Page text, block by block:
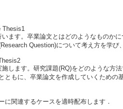
Thesis1
います。卒業論文とはどのようなものか
Question)について考え方を学び
施します。研究課題(RQ)をどのような
ともに、卒業論文を作成していくための
に関連するケースを適時配布します．